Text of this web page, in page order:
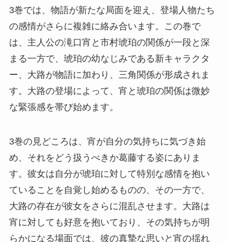
3巻では、物語が新たな局面を迎え、登場人物たち
の感情がさらに複雑に絡み合います。この巻で
は、主人公の滝口宵と市村琥珀の関係が一段と深
まる一方で、琥珀の幼なじみである新キャラクタ
ー、大路が物語に加わり、三角関係が形成されま
す。大路の登場によって、宵と琥珀の関係は微妙
な緊張感を帯び始めます。
3巻の見どころは、宵が自分の気持ちに気づき始
め、それをどう扱うべきか葛藤する姿にありま
す。彼女は自分が琥珀に対して特別な感情を抱い
ていることを自覚し始めるものの、その一方で、
大路の存在が彼女をさらに混乱させます。大路は
宵に対しても好意を抱いており、その気持ちが明
らかになる場面では、彼の真摯な思いと宵の揺れ